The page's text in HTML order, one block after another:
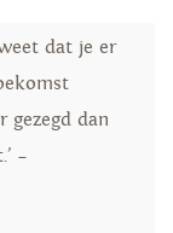
dat je er
gezegd dan
–